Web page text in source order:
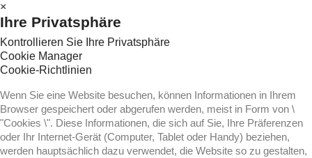
×
Ihre Privatsphäre
Kontrollieren Sie Ihre Privatsphäre
Cookie Manager
Cookie-Richtlinien
Wenn Sie eine Website besuchen, können Informationen in Ihrem
Browser gespeichert oder abgerufen werden, meist in Form von \
"Cookies \". Diese Informationen, die sich auf Sie, Ihre Präferenzen
oder Ihr Internet-Gerät (Computer, Tablet oder Handy) beziehen,
werden hauptsächlich dazu verwendet, die Website so zu gestalten,